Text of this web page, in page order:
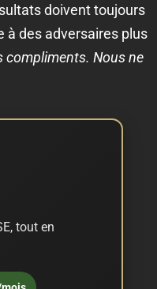
doivent toujours
à des adversaires plus
compliments. Nous ne
tout en